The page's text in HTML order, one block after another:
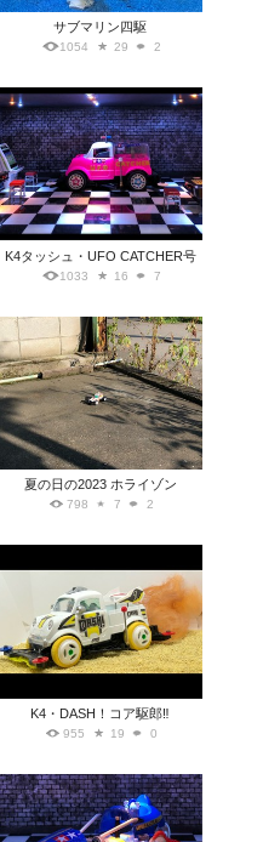
サブマリン四駆
1054 29 2
K4タッシュ・UFO CATCHER号
1033 16 7
夏の日の2023 ホライゾン
798 7 2
K4・DASH！コア駆郎‼︎
955 19 0